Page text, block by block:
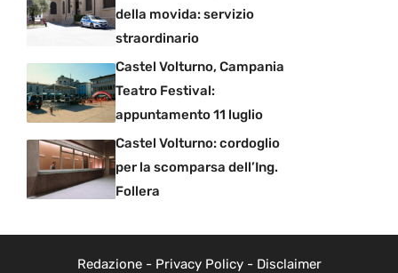
della movida: servizio
straordinario
Castel Volturno, Campania
Teatro Festival:
appuntamento 11 luglio
Castel Volturno: cordoglio
per la scomparsa dell’Ing.
Follera
Redazione- Privacy Policy- Disclaimer